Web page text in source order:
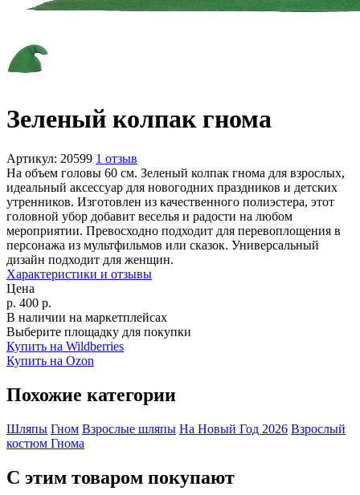
Зеленый колпак гнома
Артикул: 20599 1 отзыв
На объем головы 60 см. Зеленый колпак гнома для взрослых,
идеальный аксессуар для новогодних праздников и детских
утренников. Изготовлен из качественного полиэстера, этот
головной убор добавит веселья и радости на любом
мероприятии. Превосходно подходит для перевоплощения в
персонажа из мультфильмов или сказок. Универсальный
дизайн подходит для женщин.
Характеристики и отзывы
Цена
р. 400 р.
В наличии на маркетплейсах
Выберите площадку для покупки
Купить на Wildberries
Купить на Ozon
Похожие категории
Шляпы Гном Взрослые шляпы На Новый Год 2026 Взрослый
костюм Гнома
С этим товаром покупают